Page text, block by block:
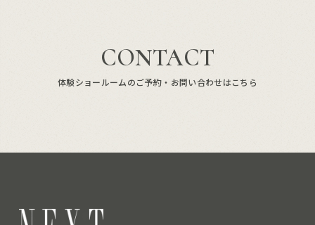
CONTACT
体験ショールームのご予約・お問い合わせはこちら